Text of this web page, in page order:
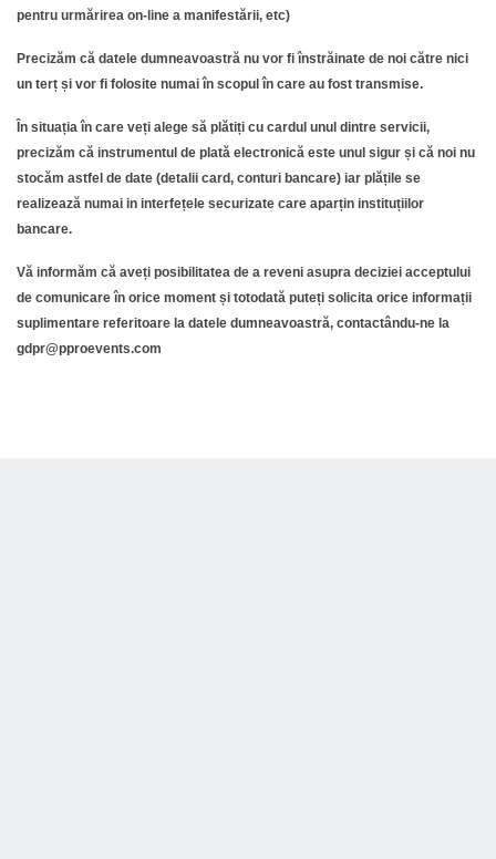
pentru urmărirea on-line a manifestării, etc)
Precizăm că datele dumneavoastră nu vor fi înstrăinate de noi către nici
un terț și vor fi folosite numai în scopul în care au fost transmise.
În situația în care veți alege să plătiți cu cardul unul dintre servicii,
precizăm că instrumentul de plată electronică este unul sigur și că noi nu
stocăm astfel de date (detalii card, conturi bancare) iar plățile se
realizează numai in interfețele securizate care aparțin instituțiilor
bancare.
Vă informăm că aveți posibilitatea de a reveni asupra deciziei acceptului
de comunicare în orice moment și totodată puteți solicita orice informații
suplimentare referitoare la datele dumneavoastră, contactându-ne la
gdpr@pproevents.com